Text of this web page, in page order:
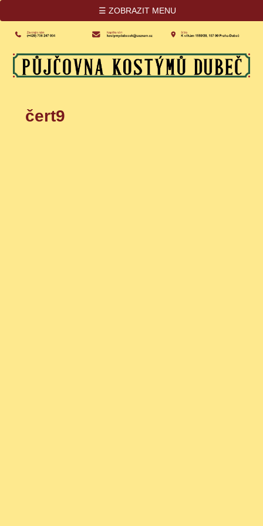
☰ ZOBRAZIT MENU
čert9